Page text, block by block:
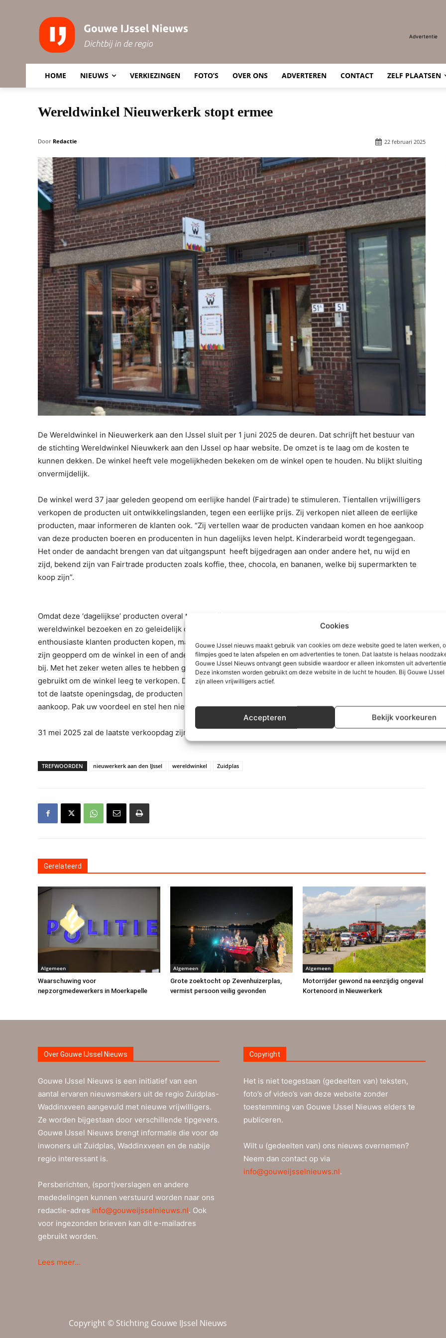
Cookies
Gouwe IJssel nieuws maakt gebruik van cookies om deze website goed te laten werken,
filmpjes goed te laten afspelen en om advertenties te tonen. Dat laatste is helaas
Gouwe IJssel Nieuws ontvangt geen subsidie waardoor er alleen inkomsten uit
Deze inkomsten worden gebruikt om deze website in de lucht te houden. Bij Gouwe
zijn alleen vrijwilligers actief.
Accepteren Bekijk voorkeuren
Advertentie
HOME NIEUWS VERKIEZINGEN FOTO’S OVER ONS ADVERTEREN CONTACT ZELF PLAATSEN
Wereldwinkel Nieuwerkerk stopt ermee
Door Redactie 22 februari 2025
De Wereldwinkel in Nieuwerkerk aan den IJssel sluit per 1 juni 2025 de deuren. Dat schrijft het bestuur van
de stichting Wereldwinkel Nieuwkerk aan den IJssel op haar website. De omzet is te laag om de kosten te
kunnen dekken. De winkel heeft vele mogelijkheden bekeken om de winkel open te houden. Nu blijkt sluiting
onvermijdelijk.
De winkel werd 37 jaar geleden geopend om eerlijke handel (Fairtrade) te stimuleren. Tientallen vrijwilligers
verkopen de producten uit ontwikkelingslanden, tegen een eerlijke prijs. Zij verkopen niet alleen de eerlijke
producten, maar informeren de klanten ook. “Zij vertellen waar de producten vandaan komen en hoe aankoop
van deze producten boeren en producenten in hun dagelijks leven helpt. Kinderarbeid wordt tegengegaan.
Het onder de aandacht brengen van dat uitgangspunt heeft bijgedragen aan onder andere het, nu wijd en
zijd, bekend zijn van Fairtrade producten zoals koffie, thee, chocola, en bananen, welke bij supermarkten te
koop zijn”.
Omdat deze ‘dagelijkse’ producten overal te koop zijn betekent het dat klanten steeds minder de
wereldwinkel bezoeken en zo geleidelijk de winkel uit het oog zijn verloren. Er komen nog steeds
enthousiaste klanten producten kopen, maar dit zijn er te weinig om toekomstbestendig te zijn. “Vele ideeën
zijn geopperd om de winkel in een of andere vorm open te houden. Er zat helaas geen gouden tip/oplossing
bij. Met het zeker weten alles te hebben geprobeerd melden we nu dat de komende maanden worden
gebruikt om de winkel leeg te verkopen. Daar horen kortingsacties bij. Onze vrijwilligers blijven enthousiast,
tot de laatste openingsdag, de producten uitstallen en aanprijzen. U blijft de Fairtrade doelen steunen met uw
aankoop. Pak uw voordeel en stel hen niet teleur”.
31 mei 2025 zal de laatste verkoopdag zijn.
TREFWOORDEN nieuwerkerk aan den IJssel wereldwinkel Zuidplas
Gerelateerd
Algemeen
Waarschuwing voor
nepzorgmedewerkers in Moerkapelle
Algemeen
Grote zoektocht op Zevenhuizerplas,
vermist persoon veilig gevonden
Algemeen
Motorrijder gewond na eenzijdig ongeval
Kortenoord in Nieuwerkerk
Over Gouwe IJssel Nieuws
Gouwe IJssel Nieuws is een initiatief van een
aantal ervaren nieuwsmakers uit de regio Zuidplas-
Waddinxveen aangevuld met nieuwe vrijwilligers.
Ze worden bijgestaan door verschillende tipgevers.
Gouwe IJssel Nieuws brengt informatie die voor de
inwoners uit Zuidplas, Waddinxveen en de nabije
regio interessant is.
Persberichten, (sport)verslagen en andere
mededelingen kunnen verstuurd worden naar ons
redactie-adres info@gouweijsselnieuws.nl. Ook
voor ingezonden brieven kan dit e-mailadres
gebruikt worden.
Lees meer…
Copyright
Het is niet toegestaan (gedeelten van) teksten,
foto’s of video’s van deze website zonder
toestemming van Gouwe IJssel Nieuws elders te
publiceren.
Wilt u (gedeelten van) ons nieuws overnemen?
Neem dan contact op via
info@gouweijsselnieuws.nl.
Copyright © Stichting Gouwe IJssel Nieuws